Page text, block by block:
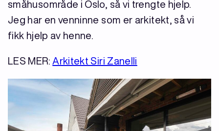
småhusområde i Oslo, så vi trengte hjelp.
Jeg har en venninne som er arkitekt, så vi
fikk hjelp av henne.
LES MER: Arkitekt Siri Zanelli